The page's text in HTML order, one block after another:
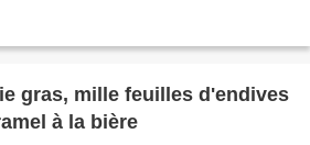
gras, mille feuilles d'endives
à la bière